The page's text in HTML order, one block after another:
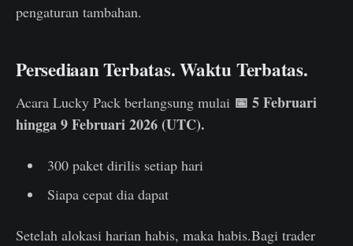
pengaturan tambahan.
Persediaan Terbatas. Waktu Terbatas.
Acara Lucky Pack berlangsung mulai 📅 5 Februari
hingga 9 Februari 2026 (UTC).
300 paket dirilis setiap hari
Siapa cepat dia dapat
Setelah alokasi harian habis, maka habis.Bagi trader